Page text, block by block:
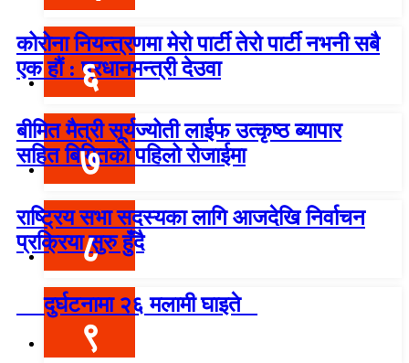
कोरोना नियन्त्रणमा मेरो पार्टी तेरो पार्टी नभनी सबै
एक हौं : प्रधानमन्त्री देउवा
६
बीमित मैत्री सूर्यज्योती लाईफ उत्कृष्ठ ब्यापार
सहित बिमितको पहिलो रोजाईमा
७
राष्ट्रिय सभा सदस्यका लागि आजदेखि निर्वाचन
प्रक्रिया सुरु हुँदै
८
दुर्घटनामा २६ मलामी घाइते
९